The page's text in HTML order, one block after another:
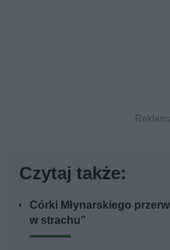
Czytaj także:
Córki Młynarskiego
w strachu”